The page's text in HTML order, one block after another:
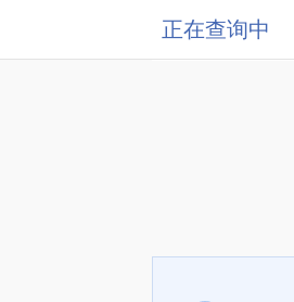
正在查询中